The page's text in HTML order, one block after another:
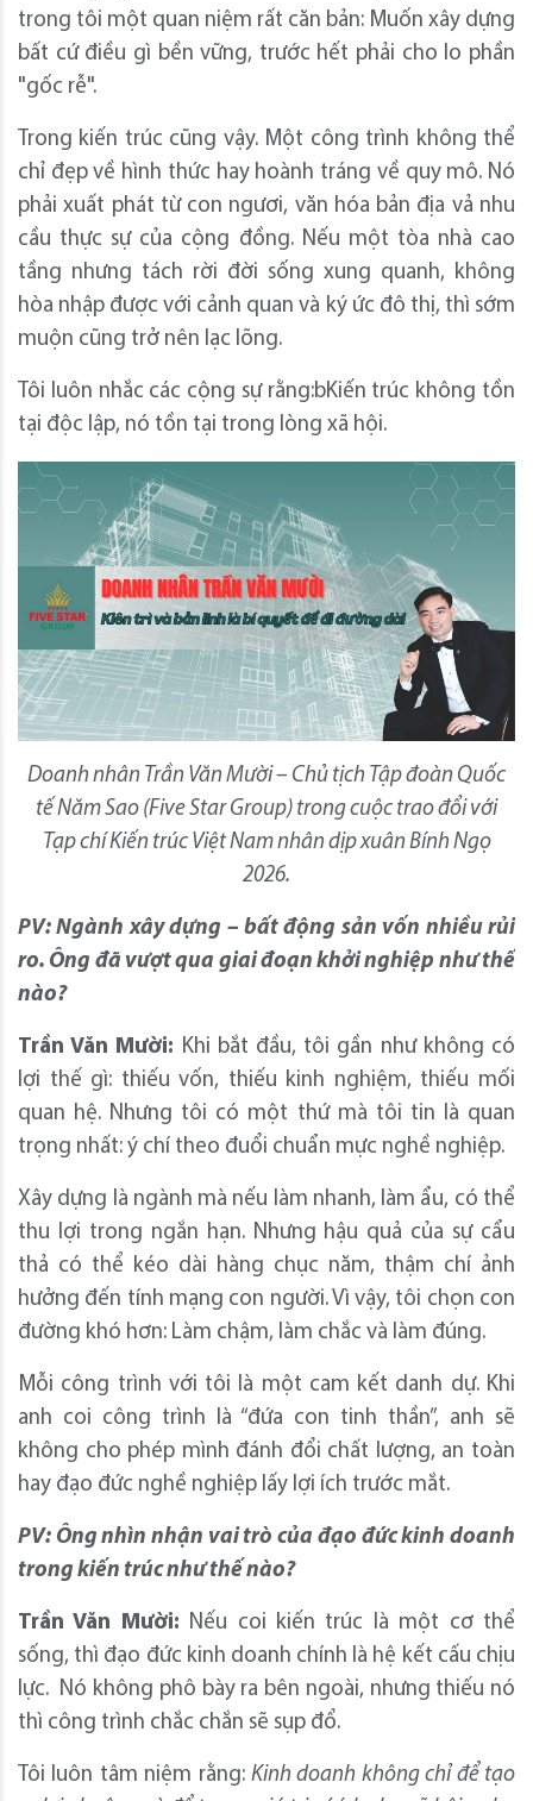
trong tôi một quan niệm rất căn bản: Muốn xây dựng
bất cứ điều gì bền vững, trước hết phải cho lo phần
"gốc rễ".
Trong kiến trúc cũng vậy. Một công trình không thể
chỉ đẹp về hình thức hay hoành tráng về quy mô. Nó
phải xuất phát từ con ngươi, văn hóa bản địa vả nhu
cầu thực sự của cộng đồng. Nếu một tòa nhà cao
tầng nhưng tách rời đời sống xung quanh, không
hòa nhập được với cảnh quan và ký ức đô thị, thì sớm
muộn cũng trở nên lạc lõng.
Tôi luôn nhắc các cộng sự rằng:bKiến trúc không tồn
tại độc lập, nó tồn tại trong lòng xã hội.
Doanh nhân Trần Văn Mười – Chủ tịch Tập đoàn Quốc
tế Năm Sao (Five Star Group) trong cuộc trao đổi với
Tạp chí Kiến trúc Việt Nam nhân dịp xuân Bính Ngọ
2026.
PV: Ngành xây dựng – bất động sản vốn nhiều rủi
ro. Ông đã vượt qua giai đoạn khởi nghiệp như thế
nào?
Trần Văn Mười: Khi bắt đầu, tôi gần như không có
lợi thế gì: thiếu vốn, thiếu kinh nghiệm, thiếu mối
quan hệ. Nhưng tôi có một thứ mà tôi tin là quan
trọng nhất: ý chí theo đuổi chuẩn mực nghề nghiệp.
Xây dựng là ngành mà nếu làm nhanh, làm ẩu, có thể
thu lợi trong ngắn hạn. Nhưng hậu quả của sự cẩu
thả có thể kéo dài hàng chục năm, thậm chí ảnh
hưởng đến tính mạng con người. Vì vậy, tôi chọn con
đường khó hơn: Làm chậm, làm chắc và làm đúng.
Mỗi công trình với tôi là một cam kết danh dự. Khi
anh coi công trình là “đứa con tinh thần”, anh sẽ
không cho phép mình đánh đổi chất lượng, an toàn
hay đạo đức nghề nghiệp lấy lợi ích trước mắt.
PV: Ông nhìn nhận vai trò của đạo đức kinh doanh
trong kiến trúc như thế nào?
Trần Văn Mười: Nếu coi kiến trúc là một cơ thể
sống, thì đạo đức kinh doanh chính là hệ kết cấu chịu
lực. Nó không phô bày ra bên ngoài, nhưng thiếu nó
thì công trình chắc chắn sẽ sụp đổ.
Tôi luôn tâm niệm rằng: Kinh doanh không chỉ để tạo